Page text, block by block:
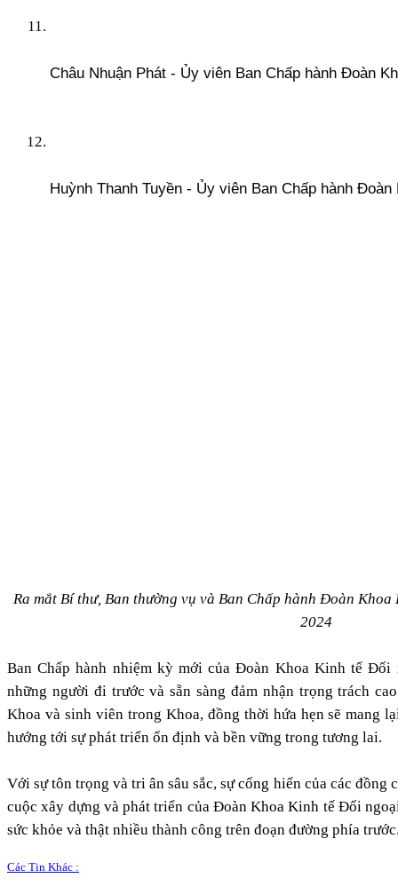
Châu Nhuận Phát - Ủy viên Ban Chấp hành Đoàn
Huỳnh Thanh Tuyền - Ủy viên Ban Chấp hành Đoàn
Ra mắt Bí thư, Ban thường vụ và Ban Chấp hành Đoàn
2024
Ban Chấp hành nhiệm kỳ mới của Đoàn Khoa Kinh tế Đối
những người đi trước và sẵn sàng đảm nhận trọng trách
Khoa và sinh viên trong Khoa, đồng thời hứa hẹn sẽ mang
hướng tới sự phát triển ổn định và bền vững trong tương lai.
Với sự tôn trọng và tri ân sâu sắc, sự cống hiến của các đồng
cuộc xây dựng và phát triển của Đoàn Khoa Kinh tế Đối
sức khỏe và thật nhiều thành công trên đoạn đường phía
Các Tin Khác :